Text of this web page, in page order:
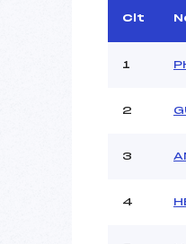
Assistant
MANCHE
Heure de
Ouvreurs
Clt
1
2
3
4